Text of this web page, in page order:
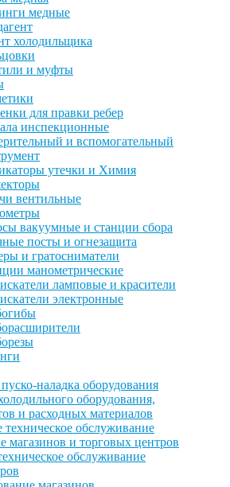
медные
холодильщика
и муфты
для правки ребер
инспекционные
и вспомогательный
утечки и Химия
вентильные
вакуумные и станции сбора
посты и огнезащита
и гратосниматели
манометрические
ламповые и красители
электронные
наладка оборудования
оборудования,
и расходных материалов
техническое обслуживание
магазинов и торговых центров
обслуживание